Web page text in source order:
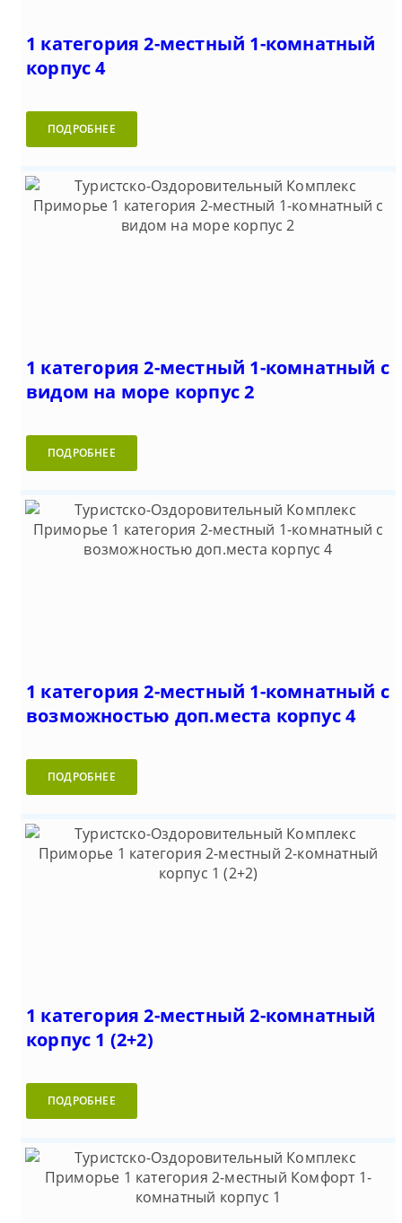
1 категория 2-местный 1-комнатный
корпус 4
ПОДРОБНЕЕ
1 категория 2-местный 1-комнатный с
видом на море корпус 2
ПОДРОБНЕЕ
1 категория 2-местный 1-комнатный с
возможностью доп.места корпус 4
ПОДРОБНЕЕ
1 категория 2-местный 2-комнатный
корпус 1 (2+2)
ПОДРОБНЕЕ